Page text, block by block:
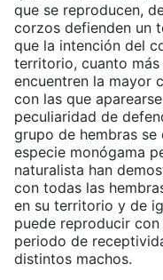
que se reproducen,
corzos defienden un
que la intención del
territorio, cuanto más
encuentren la mayor
con las que
peculiaridad de
grupo de hembras
especie monógama
naturalista han
con todas las
en su territorio y de
puede reproducir
periodo de
distintos machos.